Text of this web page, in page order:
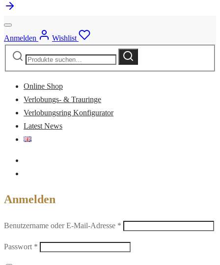
Anmelden
Wishlist
Suche
Suche
Online Shop
Verlobungs- & Trauringe
Verlobungsring Konfigurator
Latest News
Anmelden
Benutzername oder E-Mail-Adresse *
Passwort *